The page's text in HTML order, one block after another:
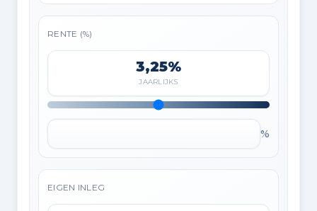
RENTE (%)
3,25%
JAARLIJKS
%
EIGEN INLEG